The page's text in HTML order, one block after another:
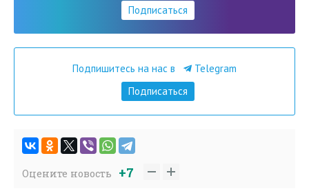
Подписаться
Подпишитесь на нас в
Telegram
Подписаться
Оцените новость +7